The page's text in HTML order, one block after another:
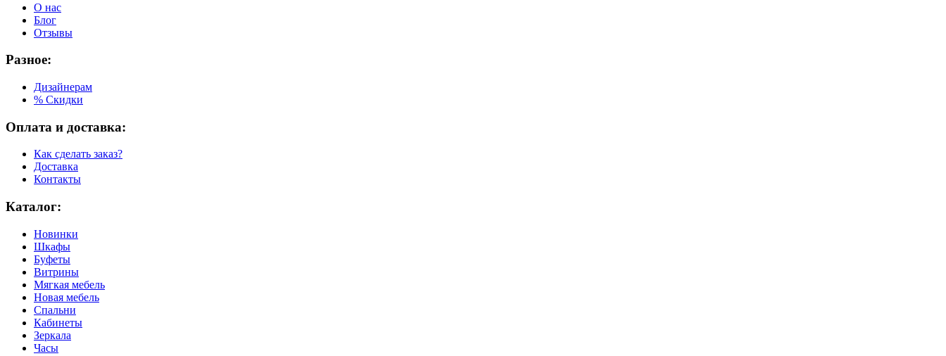
О нас
Блог
Отзывы
Разное:
Дизайнерам
% Скидки
Оплата и доставка:
Как сделать заказ?
Доставка
Контакты
Каталог:
Новинки
Шкафы
Буфеты
Витрины
Мягкая мебель
Новая мебель
Спальни
Кабинеты
Зеркала
Часы